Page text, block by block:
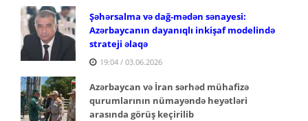
Şəhərsalma və dağ-mədən sənayesi:
Azərbaycanın dayanıqlı inkişaf modelində
strateji əlaqə
19:04 / 03.06.2026
Azərbaycan və İran sərhəd mühafizə
qurumlarının nümayəndə heyətləri
arasında görüş keçirilib